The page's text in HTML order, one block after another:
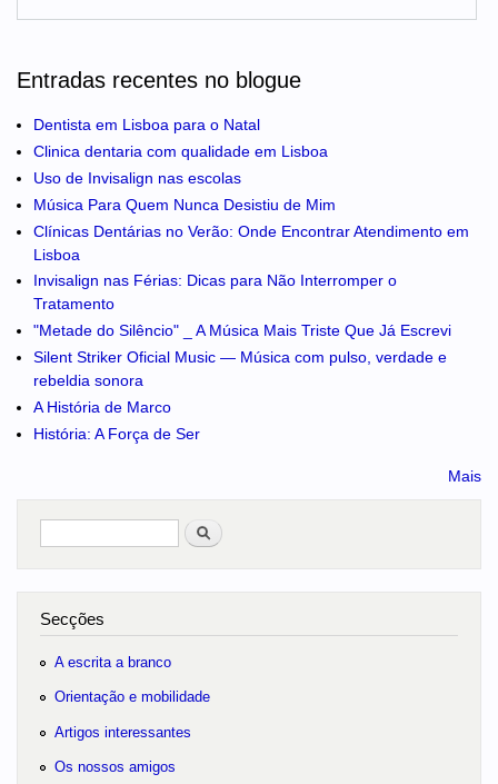
Entradas recentes no blogue
Dentista em Lisboa para o Natal
Clinica dentaria com qualidade em Lisboa
Uso de Invisalign nas escolas
Música Para Quem Nunca Desistiu de Mim
Clínicas Dentárias no Verão: Onde Encontrar Atendimento em
Lisboa
Invisalign nas Férias: Dicas para Não Interromper o
Tratamento
"Metade do Silêncio" _ A Música Mais Triste Que Já Escrevi
Silent Striker Oficial Music — Música com pulso, verdade e
rebeldia sonora
A História de Marco
História: A Força de Ser
Mais
Pesquisar
no portal
Secções
A escrita a branco
Orientação e mobilidade
Artigos interessantes
Os nossos amigos